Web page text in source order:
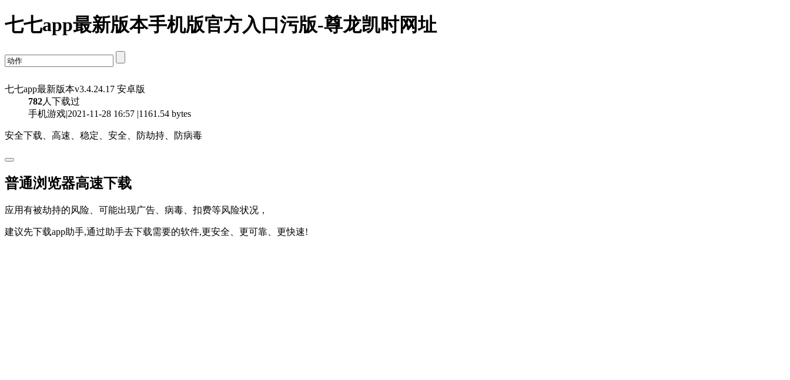
七七app最新版本手机版官方入口污版-尊龙凯时网址
七七app最新版本v3.4.24.17 安卓版
782人下载过
手机游戏|2021-11-28 16:57 |1161.54 bytes
安全下载、高速、稳定、安全、防劫持、防病毒
普通浏览器高速下载
应用有被劫持的风险、可能出现广告、病毒、扣费等风险状况，
建议先下载app助手,通过助手去下载需要的软件,更安全、更可靠、更快速!